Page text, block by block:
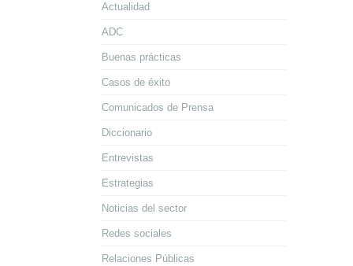
Actualidad
ADC
Buenas prácticas
Casos de éxito
Comunicados de Prensa
Diccionario
Entrevistas
Estrategias
Noticias del sector
Redes sociales
Relaciones Públicas